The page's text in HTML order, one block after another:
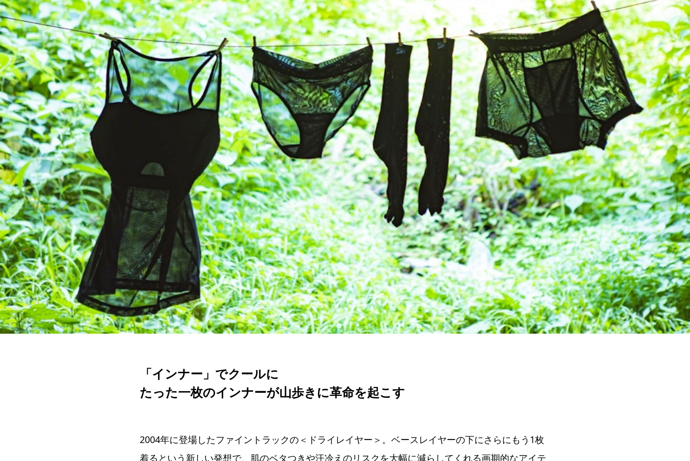
「インナー」でクールに
たった一枚のインナーが山歩きに革命を起こす
2004年に登場したファイントラックの＜ドライレイヤー＞。ベースレイヤーの下にさらにもう1枚
着るという新しい発想で、肌のベタつきや汗冷えのリスクを大幅に減らしてくれる画期的なアイテ